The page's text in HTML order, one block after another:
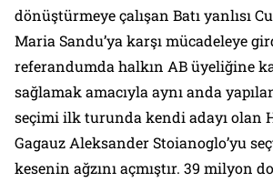
dönüştürmeye çalışan Batı yanlısı
Maria Sandu’ya karşı mücadeleye
referandumda halkın AB üyeliğine
sağlamak amacıyla aynı anda
seçimi ilk turunda kendi adayı olan
Gagauz Aleksander Stoianoglo’yu
kesenin ağzını açmıştır. 39 milyon